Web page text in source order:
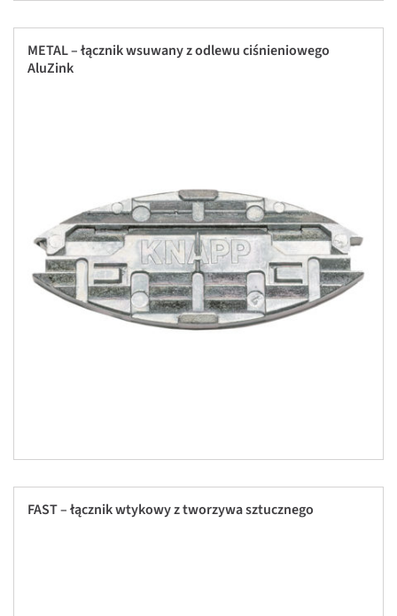
METAL – łącznik wsuwany z odlewu ciśnieniowego
AluZink
FAST – łącznik wtykowy z tworzywa sztucznego